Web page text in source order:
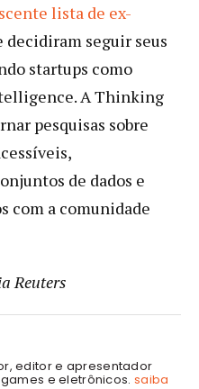
lista de ex-
decidiram seguir seus
startups como
A Thinking
pesquisas sobre
de dados e
com a comunidade
Reuters
editor e apresentador
e eletrônicos. saiba